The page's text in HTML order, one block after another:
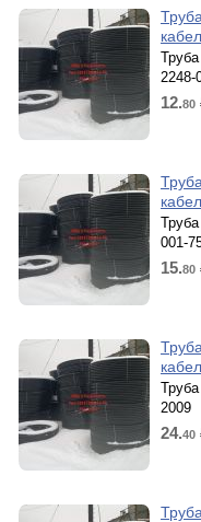
2248-
12.80
001-
15.80
2009
24.40